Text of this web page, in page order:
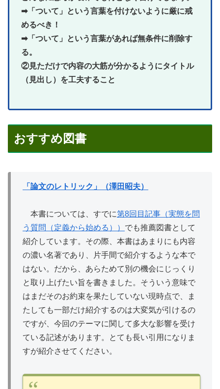
➡「ついて」という言葉を付けないように厳に戒
めるべき！
➡「ついて」という言葉があれば無条件に削除す
る。
②見ただけで内容の大筋が分かるようにタイトル
（見出し）を工夫すること
おすすめ図書
「論文のレトリック」（澤田昭夫）
本書については、すでに第8回目記事（実態を問
う質問（定義から始める）） でも推薦図書として
紹介しています。その際、本書はあまりにも内容
の濃い名著であり、片手間で紹介するような本で
はない。だから、あらためて別の機会にじっくり
と取り上げたい旨を書きました。そういう意味で
はまだそのお約束を果たしていない現時点で、ま
たしても一部だけ紹介するのは大変気が引けるの
ですが、今回のテーマに関して多大な影響を受け
ている記述があります。とても長い引用になりま
すが紹介させてください。